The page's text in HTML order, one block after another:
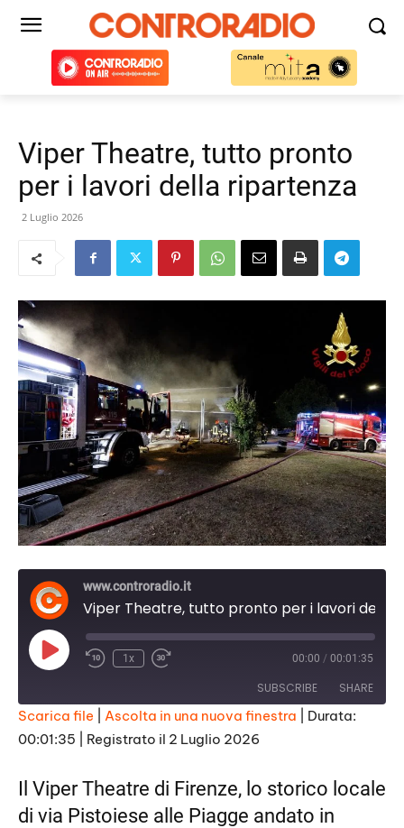
Viper Theatre, tutto pronto
per i lavori della ripartenza
2 Luglio 2026
www.controradio.it
Play
Episode
1x 00:00 / 00:01:35
SUBSCRIBE SHARE
SHARE
LINK
EMBED
Scarica file Ascolta in una nuova finestra
Durata:
00:01:35
Registrato il 2 Luglio 2026
Il Viper Theatre di Firenze, lo storico locale
di via Pistoiese alle Piagge andato in